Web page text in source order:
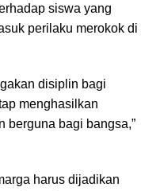
siswa yang
perilaku merokok di
disiplin bagi
menghasilkan
berguna bagi bangsa,”
harus dijadikan